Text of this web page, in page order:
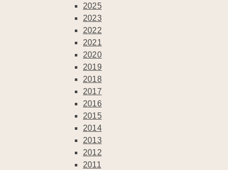
2025
2023
2022
2021
2020
2019
2018
2017
2016
2015
2014
2013
2012
2011